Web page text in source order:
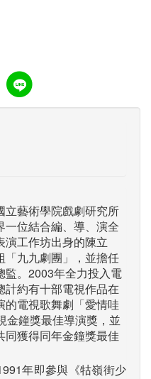
立藝術學院戲劇研究所
位結合編、導、演全
演工作坊出身的陳立
「九九劇團」，並擔任
監。2003年全力投入電
約有十部電視作品在
的電視歌舞劇「愛情哇
金鐘獎最佳導演獎，並
獲得同年金鐘獎最佳
年即參與《牯嶺街少